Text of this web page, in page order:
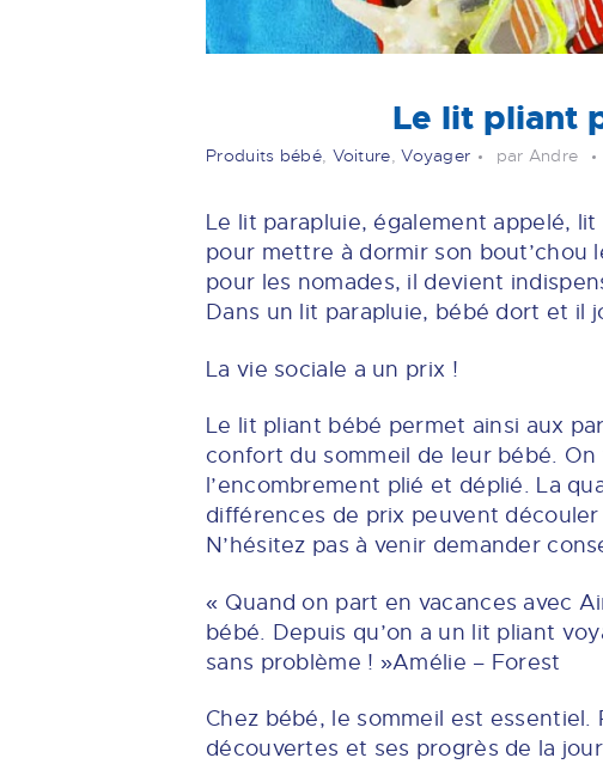
Le lit pliant
Produits bébé, Voiture,Voyager par Andre
Le lit parapluie, également appelé,
pour mettre à dormir son bout’chou
pour les nomades, il devient
Dans un lit parapluie, bébé dort et il
La vie sociale a un prix !
Le lit pliant bébé permet ainsi aux
confort du sommeil de leur bébé.
l’encombrement plié et déplié. La
différences de prix peuvent
N’hésitez pas à venir demander
« Quand on part en vacances avec
bébé. Depuis qu’on a un lit pliant
sans problème ! »Amélie – Forest
Chez bébé, le sommeil est
découvertes et ses progrès de la